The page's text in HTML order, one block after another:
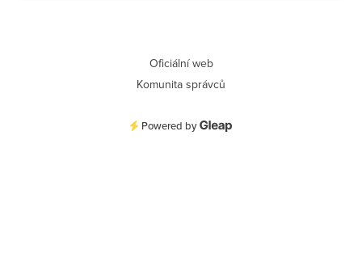
Oficiální web
Komunita správců
Powered by